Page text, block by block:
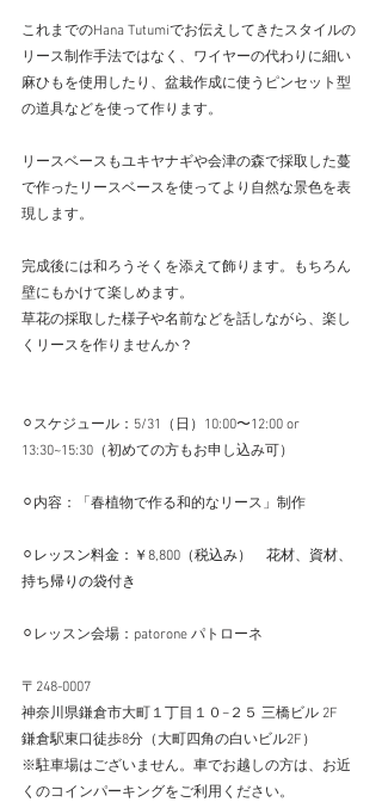
これまでのHana Tutumiでお伝えしてきたスタイルの
リース制作手法ではなく、ワイヤーの代わりに細い
麻ひもを使用したり、盆栽作成に使うピンセット型
の道具などを使って作ります。
リースベースもユキヤナギや会津の森で採取した蔓
で作ったリースベースを使ってより自然な景色を表
現します。
完成後には和ろうそくを添えて飾ります。もちろん
壁にもかけて楽しめます。
草花の採取した様子や名前などを話しながら、楽し
くリースを作りませんか？
⚪︎スケジュール：5/31（日）10:00〜12:00 or
13:30~15:30（初めての方もお申し込み可）
⚪︎内容：「春植物で作る和的なリース」制作
⚪︎ レッスン料金：￥8,800（税込み）　花材、資材、
持ち帰りの袋付き
⚪︎レッスン会場：patorone パトローネ
〒248-0007
神奈川県鎌倉市大町１丁目１０−２５ 三橋ビル 2F
鎌倉駅東口徒歩8分（大町四角の白いビル2F）
※駐車場はございません。車でお越しの方は、お近
くのコインパーキングをご利用ください。